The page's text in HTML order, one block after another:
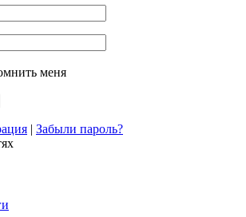
меня
| Забыли пароль?